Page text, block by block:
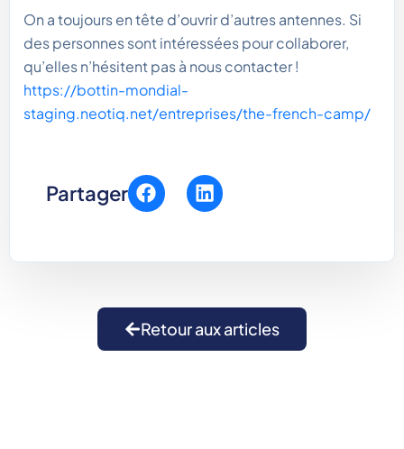
On a toujours en tête d’ouvrir d’autres antennes. Si
des personnes sont intéressées pour collaborer,
qu’elles n’hésitent pas à nous contacter !
https://bottin-mondial-
staging.neotiq.net/entreprises/the-french-camp/
Partager
Retour aux articles